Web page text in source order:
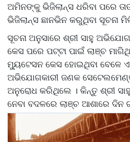
ଅମିନଙ୍କୁ ଭିଜିଲାନ୍ସ ଧରିବା ପରେ
ଭିଜିଲାନ୍ସ ଛାନଭିନ କରୁଥିବା ସୂଚନା
ସୂଚନା ଅନୁସାରେ ଶ୍ରୀ ସାହୁ
କେସ ପରେ ପଟ୍ଟା ପାଇଁ ଲାଞ୍ଚ
ମ୍ୟୁଟେସନ କେସ ହୋଇଥିବା ବେଳେ
ଅଭିଯୋଗକାରୀ ଜଣକ
ଅନୁରୋଧ କରିଥିଲେ । କିନ୍ତୁ ଶ୍ରୀ
ନେବା ବଦଳରେ ଲାଞ୍ଚ ଆଶାରେ ଦିନ